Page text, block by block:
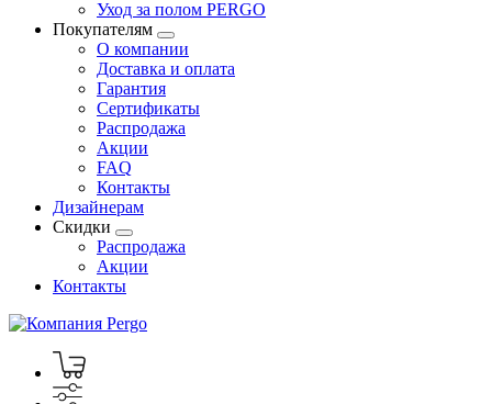
Уход за полом PERGO
Покупателям
О компании
Доставка и оплата
Гарантия
Сертификаты
Распродажа
Акции
FAQ
Контакты
Дизайнерам
Скидки
Распродажа
Акции
Контакты